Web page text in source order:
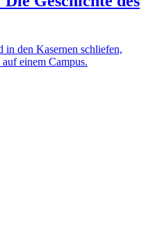
in den Kasernen schliefen,
einem Campus.